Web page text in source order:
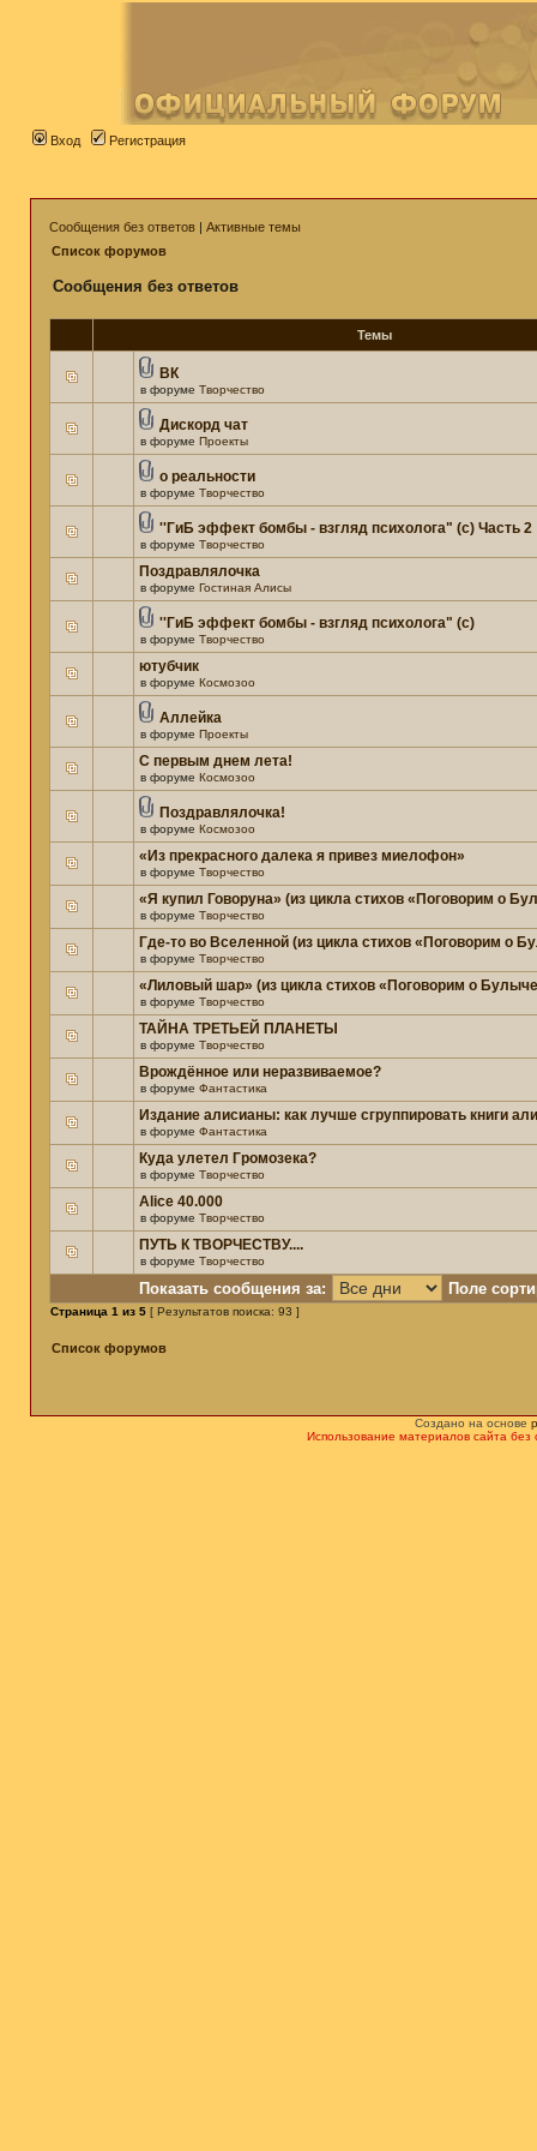
Вход Регистрация
Сообщения без ответов | Активные темы
Список форумов
Сообщения без ответов
Темы
ВК
в форуме Творчество
Дискорд чат
в форуме Проекты
о реальности
в форуме Творчество
''ГиБ эффект бомбы - взгляд психолога" (c) Часть 2
в форуме Творчество
Поздравлялочка
в форуме Гостиная Алисы
''ГиБ эффект бомбы - взгляд психолога" (c)
в форуме Творчество
ютубчик
в форуме Космозоо
Аллейка
в форуме Проекты
С первым днем лета!
в форуме Космозоо
Поздравлялочка!
в форуме Космозоо
«Из прекрасного далека я привез миелофон»
в форуме Творчество
«Я купил Говоруна» (из цикла стихов «Поговорим о
в форуме Творчество
Где-то во Вселенной (из цикла стихов «Поговорим о
в форуме Творчество
«Лиловый шар» (из цикла стихов «Поговорим о
в форуме Творчество
ТАЙНА ТРЕТЬЕЙ ПЛАНЕТЫ
в форуме Творчество
Врождённое или неразвиваемое?
в форуме Фантастика
Издание алисианы: как лучше сгруппировать книги
в форуме Фантастика
Куда улетел Громозека?
в форуме Творчество
Alice 40.000
в форуме Творчество
ПУТЬ К ТВОРЧЕСТВУ....
в форуме Творчество
Показать сообщения за: Поле
Страница 1 из 5 [ Результатов поиска: 93 ]
Список форумов
Создано на основе
Использование материалов сайта